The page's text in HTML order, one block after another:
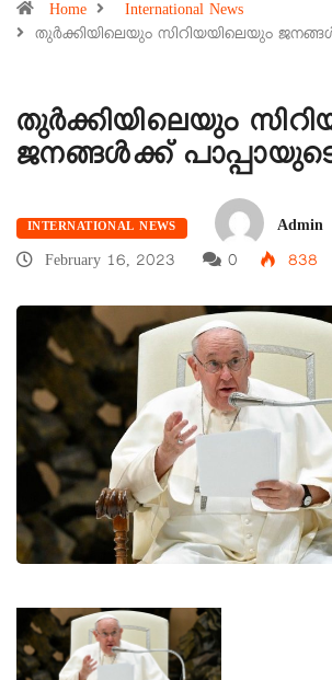
Home
International News
തുർക്കിയിലെയും സിറിയയിലെയും
തുർക്കിയിലെയും
ജനങ്ങൾക്ക്
INTERNATIONAL NEWS
Admin
February 16, 2023
0 838